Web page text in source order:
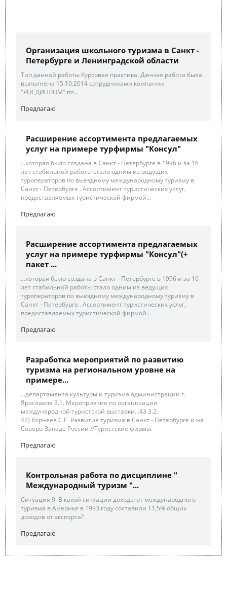
Организация школьного туризма в Санкт -
Петербурге и Ленинградской области
Тип данной работы Курсовая практика. Данная работа была
выполнена 15.10.2014 сотрудниками компании
"РОСДИПЛОМ" по...
Предлагаю
Расширение ассортимента предлагаемых
услуг на примере турфирмы "Консул"
...которая было создана в Санкт - Петербурге в 1996 и за 16
лет стабильной работы стало одним из ведущих
туроператоров по выездному международному туризму в
Санкт - Петербурге . Ассортимент туристических услуг,
предоставляемых туристической фирмой...
Предлагаю
Расширение ассортимента предлагаемых
услуг на примере турфирмы "Консул"(+
пакет ...
...которая было создана в Санкт - Петербурге в 1996 и за 16
лет стабильной работы стало одним из ведущих
туроператоров по выездному международному туризму в
Санкт - Петербурге . Ассортимент туристических услуг,
предоставляемых туристической фирмой...
Предлагаю
Разработка мероприятий по развитию
туризма на региональном уровне на
примере...
...департамента культуры и туризма администрации г.
Ярославля 3.1. Мероприятие по организации
международной туристской выставки…43 3.2.
42) Корнеев С.Е. Развитие туризма в Санкт - Петербурге и на
Северо-Западе России //Туристские фирмы.
Предлагаю
Контрольная работа по дисциплине "
Международный туризм "...
Ситуация 9. В какой ситуации доходы от международного
туризма в Америке в 1993 году составили 11,5% общих
доходов от экспорта?
Предлагаю